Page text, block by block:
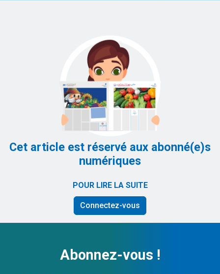
Cet article est réservé aux abonné(e)s
numériques
POUR LIRE LA SUITE
Connectez-vous
Abonnez-vous !